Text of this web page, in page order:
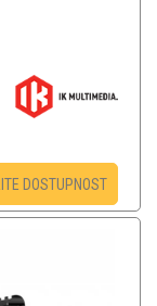
DOSTUPNOST